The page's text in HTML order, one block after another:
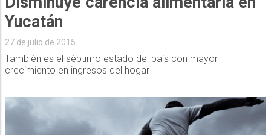
Yucatán
27 de julio de 2015
También es el séptimo estado del país con mayor
crecimiento en ingresos del hogar